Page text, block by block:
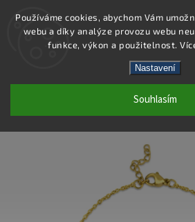
Používáme cookies, abychom Vám
webu a díky analýze provozu webu
funkce, výkon a použitelnost.
Nastavení
Souhlasím
DS475 - NÁRAMEK OCEL